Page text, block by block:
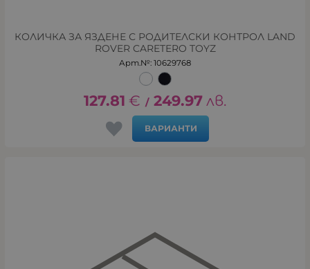
КОЛИЧКА ЗА ЯЗДЕНЕ С РОДИТЕЛСКИ КОНТРОЛ LAND
ROVER CARETERO TOYZ
Арт.№: 10629768
127.81 € / 249.97 лв.
ВАРИАНТИ